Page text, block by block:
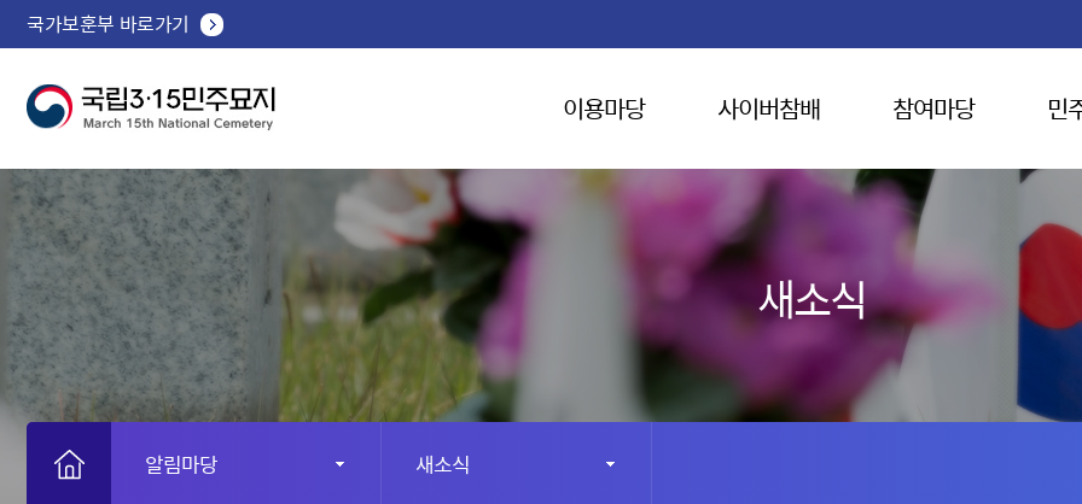
국가보훈부 바로가기
이용마당 사이버참배 참여마당 민
새소식
알림마당 새소식